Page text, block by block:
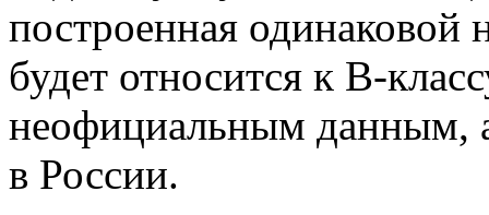
построенная одинаковой
будет относится к В-
неофициальным данным,
в России.